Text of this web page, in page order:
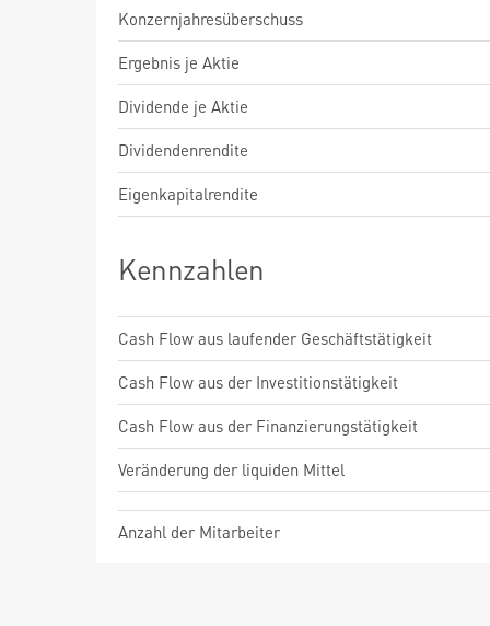
Konzernjahresüberschuss
Ergebnis je Aktie
Dividende je Aktie
Dividendenrendite
Eigenkapitalrendite
Kennzahlen
Cash Flow aus laufender Geschäftstätigkeit
Cash Flow aus der Investitionstätigkeit
Cash Flow aus der Finanzierungstätigkeit
Veränderung der liquiden Mittel
Anzahl der Mitarbeiter